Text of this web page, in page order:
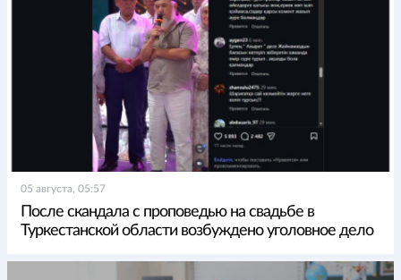
05 августа, 05:57
После скандала с проповедью на свадьбе в
Туркестанской области возбуждено уголовное дело